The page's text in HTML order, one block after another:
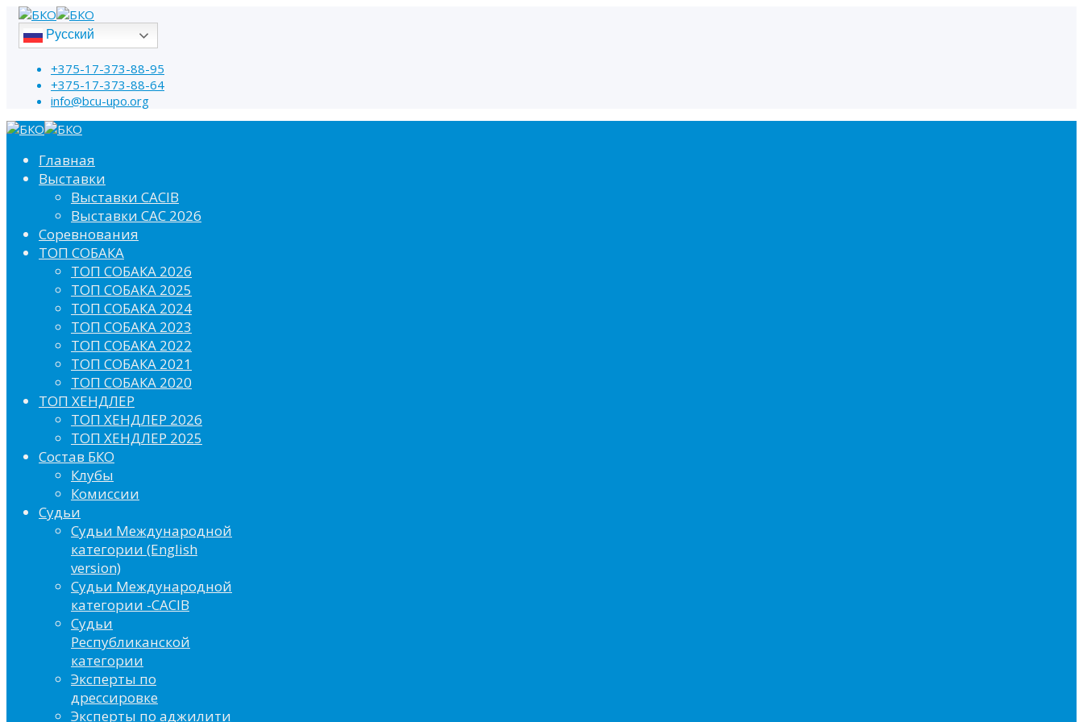
Русский
+375-17-373-88-95
+375-17-373-88-64
info@bcu-upo.org
Главная
Выставки
Выставки CACIB
Выставки САС 2026
Соревнования
ТОП СОБАКА
ТОП СОБАКА 2026
ТОП СОБАКА 2025
ТОП СОБАКА 2024
ТОП СОБАКА 2023
ТОП СОБАКА 2022
ТОП СОБАКА 2021
ТОП СОБАКА 2020
ТОП ХЕНДЛЕР
ТОП ХЕНДЛЕР 2026
ТОП ХЕНДЛЕР 2025
Состав БКО
Клубы
Комиссии
Судьи
Судьи Международной
категории (English
version)
Судьи Международной
категории -CACIB
Судьи
Республиканской
категории
Эксперты по
дрессировке
Эксперты по аджилити